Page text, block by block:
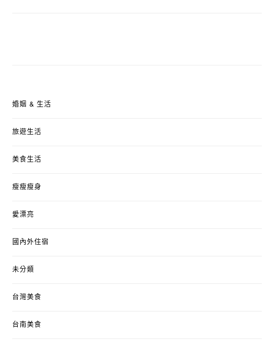
婚姻 & 生活
旅遊生活
美食生活
瘦瘦瘦身
愛漂亮
國內外住宿
未分類
台灣美食
台南美食